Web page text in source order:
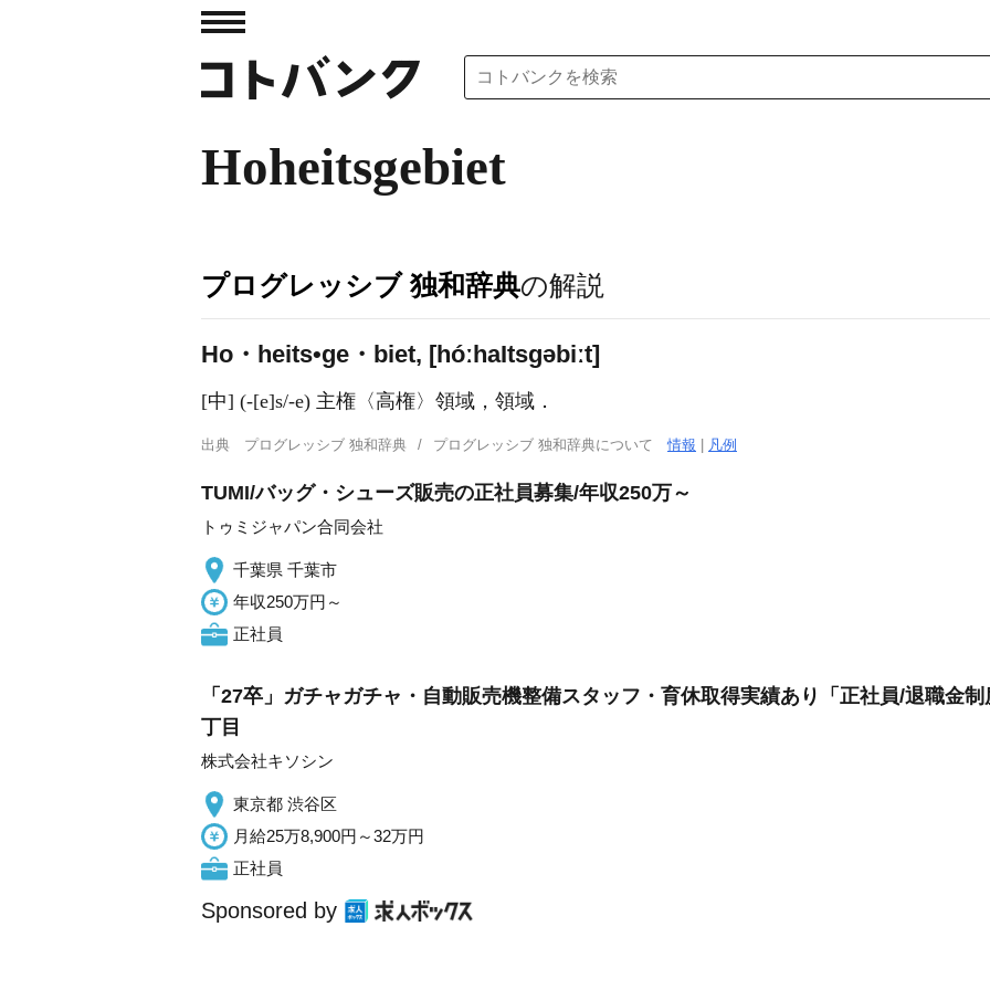
Hoheitsgebiet
プログレッシブ 独和辞典の解説
Ho・heits•ge・biet, [hóːhaItsɡəbiːt]
[中] (-[e]s/-e) 主権〈高権〉領域，領域．
出典 プログレッシブ 独和辞典 プログレッシブ 独和辞典について情報 凡例
TUMI/バッグ・シューズ販売の正社員募集/年収250万～
トゥミジャパン合同会社
千葉県 千葉市
年収250万円～
正社員
「27卒」ガチャガチャ・自動販売機整備スタッフ・育休取得実績あり「正社員/退職金
丁目
株式会社キソシン
東京都 渋谷区
月給25万8,900円～32万円
正社員
Sponsored by